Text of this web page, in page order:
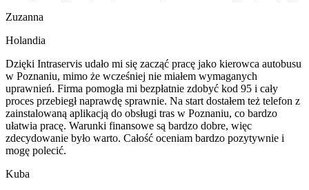
Zuzanna
Holandia
Dzięki Intraservis udało mi się zacząć pracę jako kierowca autobusu
w Poznaniu, mimo że wcześniej nie miałem wymaganych
uprawnień. Firma pomogła mi bezpłatnie zdobyć kod 95 i cały
proces przebiegł naprawdę sprawnie. Na start dostałem też telefon z
zainstalowaną aplikacją do obsługi tras w Poznaniu, co bardzo
ułatwia pracę. Warunki finansowe są bardzo dobre, więc
zdecydowanie było warto. Całość oceniam bardzo pozytywnie i
mogę polecić.
Kuba